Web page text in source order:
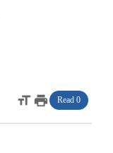
format_sizeprint Read 0